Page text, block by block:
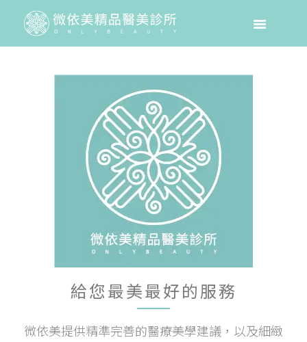
給您最美最好的服務
微依美提供精準完善的醫療美學建議，以及細緻